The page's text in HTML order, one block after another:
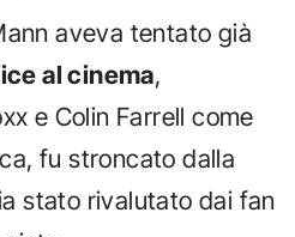
aveva tentato già
al cinema,
e Colin Farrell come
fu stroncato dalla
stato rivalutato dai fan